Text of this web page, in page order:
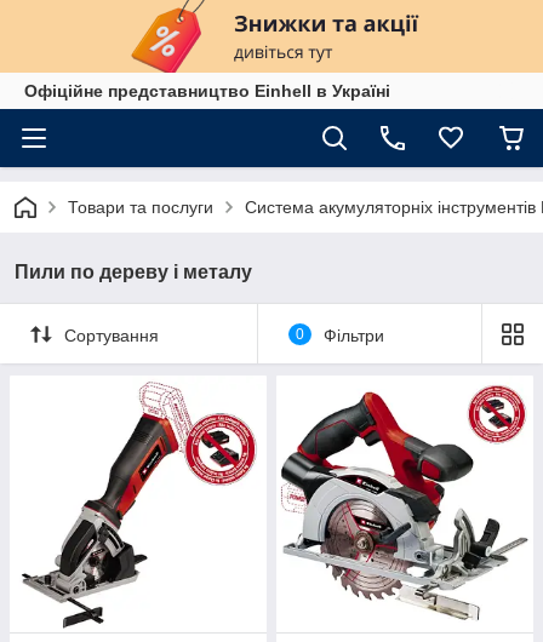
Офіційне представництво Einhell в Україні
Товари та послуги Система акумуляторніх
Пили по дереву і металу
Сортування 0 Фільтри